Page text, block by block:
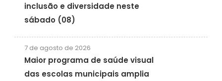
inclusão e diversidade neste
sábado (08)
7 de agosto de 2026
Maior programa de saúde visual
das escolas municipais amplia